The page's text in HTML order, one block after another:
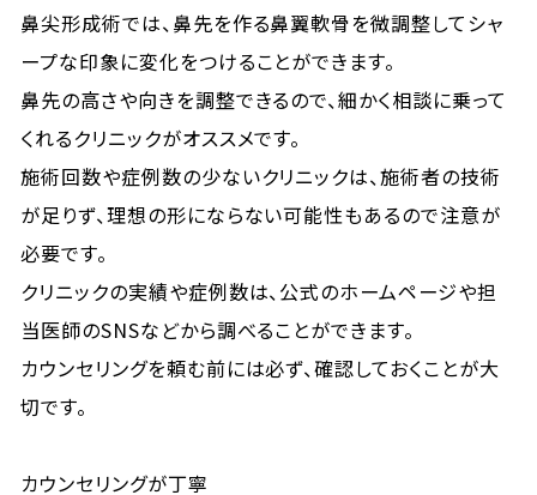
鼻尖形成術では、鼻先を作る鼻翼軟骨を微調整してシャ
ープな印象に変化をつけることができます。
鼻先の高さや向きを調整できるので、細かく相談に乗って
くれるクリニックがオススメです。
施術回数や症例数の少ないクリニックは、施術者の技術
が足りず、理想の形にならない可能性もあるので注意が
必要です。
クリニックの実績や症例数は、公式のホームページや担
当医師のSNSなどから調べることができます。
カウンセリングを頼む前には必ず、確認しておくことが大
切です。
カウンセリングが丁寧